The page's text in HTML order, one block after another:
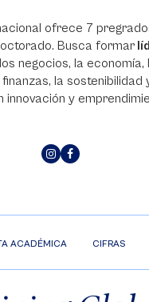
ofrece 7
Busca formar
negocios, la economía,
la sostenibilidad
innovación y
ACADÉMICA CIFRAS